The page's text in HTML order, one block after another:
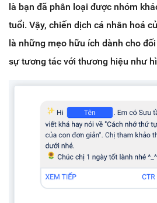
là bạn đã phân loại được nhóm
tuổi. Vậy, chiến dịch cá nhân hoá
là những mẹo hữu ích dành cho
sự tương tác với thương hiệu như